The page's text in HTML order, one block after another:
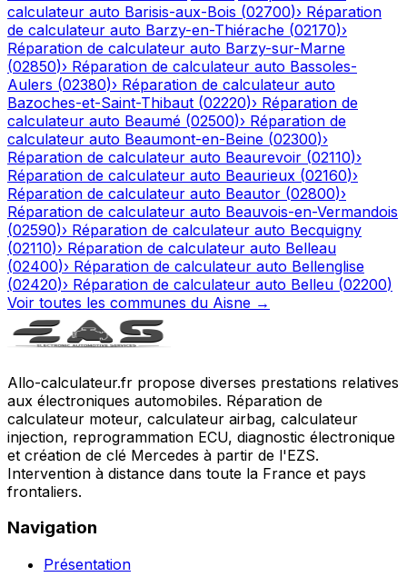
calculateur auto Barisis-aux-Bois (02700)› Réparation
de calculateur auto Barzy-en-Thiérache (02170)›
Réparation de calculateur auto Barzy-sur-Marne
(02850)› Réparation de calculateur auto Bassoles-
Aulers (02380)› Réparation de calculateur auto
Bazoches-et-Saint-Thibaut (02220)› Réparation de
calculateur auto Beaumé (02500)› Réparation de
calculateur auto Beaumont-en-Beine (02300)›
Réparation de calculateur auto Beaurevoir (02110)›
Réparation de calculateur auto Beaurieux (02160)›
Réparation de calculateur auto Beautor (02800)›
Réparation de calculateur auto Beauvois-en-Vermandois
(02590)› Réparation de calculateur auto Becquigny
(02110)› Réparation de calculateur auto Belleau
(02400)› Réparation de calculateur auto Bellenglise
(02420)› Réparation de calculateur auto Belleu (02200)
Voir toutes les communes du Aisne →
Allo-calculateur.fr propose diverses prestations relatives
aux électroniques automobiles. Réparation de
calculateur moteur, calculateur airbag, calculateur
injection, reprogrammation ECU, diagnostic électronique
et création de clé Mercedes à partir de l'EZS.
Intervention à distance dans toute la France et pays
frontaliers.
Navigation
Présentation